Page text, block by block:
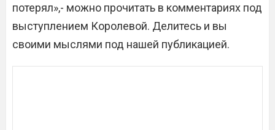
потерял»,- можно прочитать в комментариях под
выступлением Королевой. Делитесь и вы
своими мыслями под нашей публикацией.